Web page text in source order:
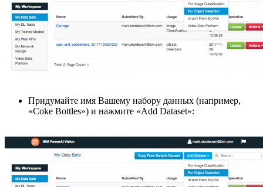
Придумайте имя Вашему набору данных (например,
«Coke Bottles») и нажмите «Add Dataset»: